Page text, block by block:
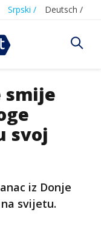
Srpski / Deutsch /
smije
svoj
iz Donje
svijetu.